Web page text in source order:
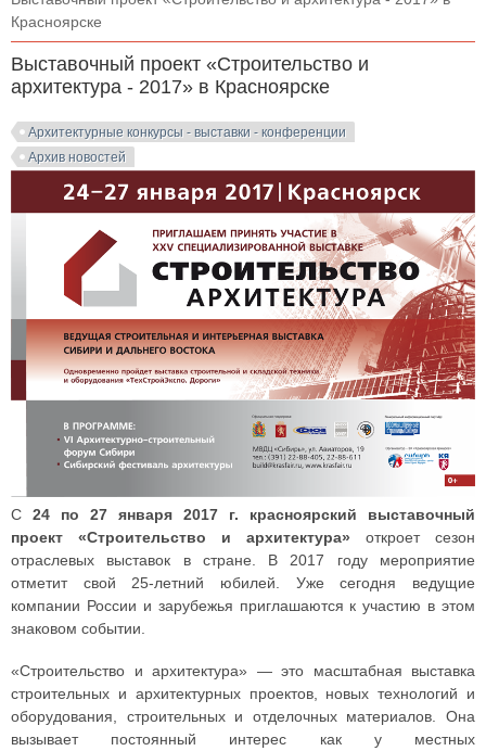
Красноярске
Выставочный проект «Строительство и
архитектура - 2017» в Красноярске
Архитектурные конкурсы - выставки - конференции
Архив новостей
С 24 по 27 января 2017 г. красноярский выставочный
проект «Строительство и архитектура» откроет сезон
отраслевых выставок в стране. В 2017 году мероприятие
отметит свой 25-летний юбилей. Уже сегодня ведущие
компании России и зарубежья приглашаются к участию в этом
знаковом событии.
«Строительство и архитектура» — это масштабная выставка
строительных и архитектурных проектов, новых технологий и
оборудования, строительных и отделочных материалов. Она
вызывает постоянный интерес как у местных